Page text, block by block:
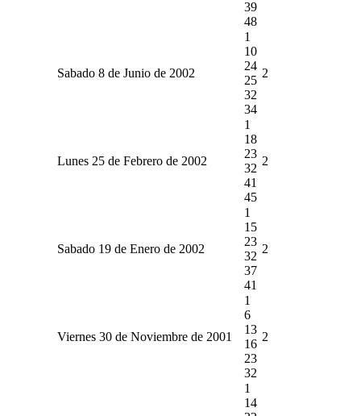
39
48
Sabado 8 de Junio de 2002
1
10
24
25
32
34
2
Lunes 25 de Febrero de 2002
1
18
23
32
41
45
2
Sabado 19 de Enero de 2002
1
15
23
32
37
41
2
Viernes 30 de Noviembre de 2001
1
6
13
16
23
32
2
1
14